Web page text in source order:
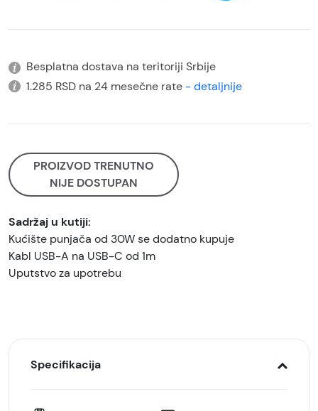
Besplatna dostava na teritoriji Srbije
1.285 RSD na 24 mesečne rate - detaljnije
PROIZVOD TRENUTNO
NIJE DOSTUPAN
Sadržaj u kutiji:
Kućište punjača od 30W se dodatno kupuje
Kabl USB-A na USB-C od 1m
Uputstvo za upotrebu
Specifikacija